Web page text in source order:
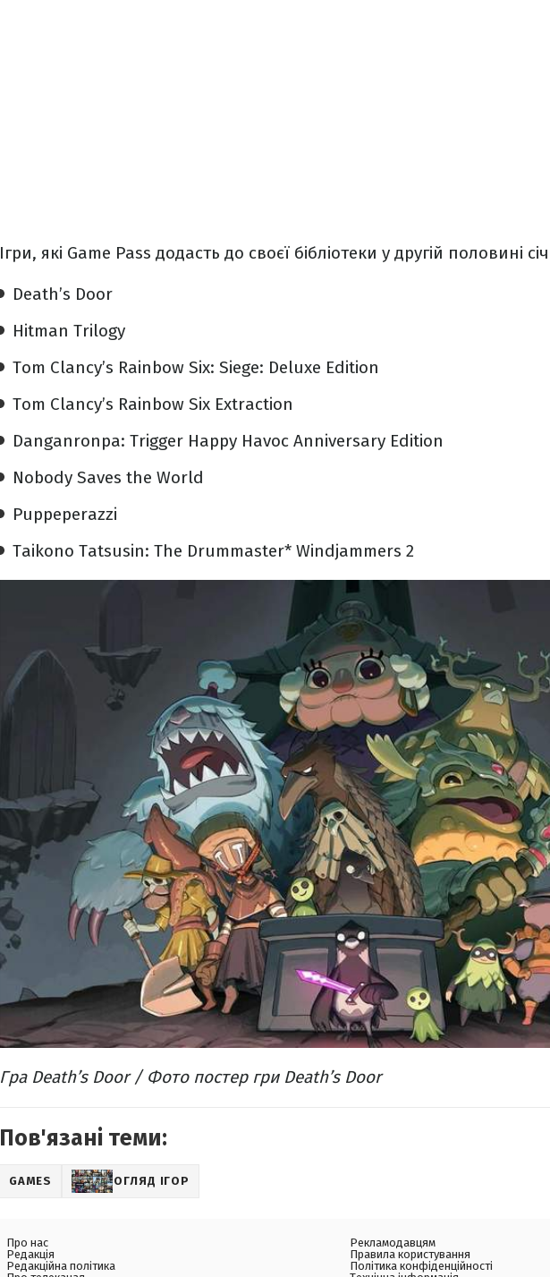
Ігри, які Game Pass додасть до своєї бібліотеки у другій половині
Death’s Door
Hitman Trilogy
Tom Clancy’s Rainbow Six: Siege: Deluxe Edition
Tom Clancy’s Rainbow Six Extraction
Danganronpa: Trigger Happy Havoc Anniversary Edition
Nobody Saves the World
Puppeperazzi
Taikono Tatsusin: The Drummaster* Windjammers 2
Гра Death’s Door / Фото постер гри Death’s Door
Пов'язані теми:
GAMES ОГЛЯД ІГОР
Про нас
Редакція
Редакційна політика
Рекламодавцям
Правила користування
Політика конфіденційності